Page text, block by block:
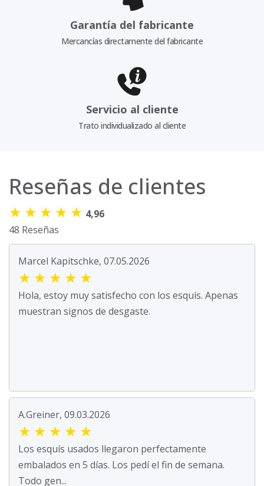
Garantía del fabricante
Mercancías directamente del fabricante
Servicio al cliente
Trato individualizado al cliente
Reseñas de clientes
★ ★ ★ ★ ★ 4,96
48 Reseñas
Marcel Kapitschke, 07.05.2026
★ ★ ★ ★ ★
Hola, estoy muy satisfecho con los esquís. Apenas
muestran signos de desgaste.
A.Greiner, 09.03.2026
★ ★ ★ ★ ★
Los esquís usados llegaron perfectamente
embalados en 5 días. Los pedí el fin de semana.
Todo gen...